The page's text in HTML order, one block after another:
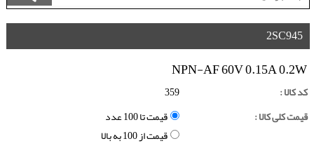
2SC945
NPN-AF 60V 0.15A 0.2W
کد کالا :
359
قیمت کلی کالا :
قیمت تا 100 عدد
قیمت از 100 به بالا